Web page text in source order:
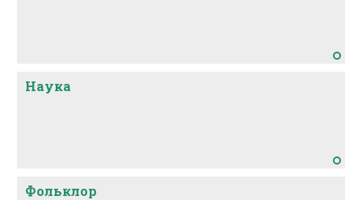
Наука
Фольклор